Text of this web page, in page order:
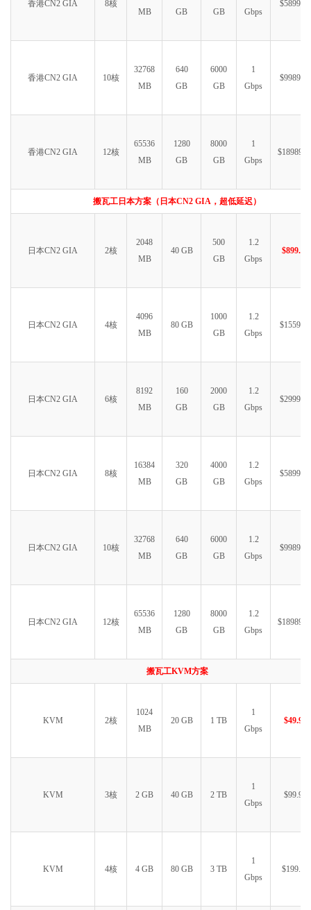
香港CN2 GIA 8核
MB
GB
GB
Gbps
$5899.99
香港CN2 GIA 10核
32768
MB
640
GB
6000
GB
1
Gbps
$9989.99
香港CN2 GIA 12核
65536
MB
1280
GB
8000
GB
1
Gbps
搬瓦工日本方案（日本CN2 GIA，超低延迟）
日本CN2 GIA 2核
2048
MB
40 GB
500
GB
1.2
Gbps
$899.99
日本CN2 GIA 4核
4096
MB
80 GB
1000
GB
1.2
Gbps
$1559.99
日本CN2 GIA 6核
8192
MB
160
GB
2000
GB
1.2
Gbps
$2999.99
日本CN2 GIA 8核
16384
MB
320
GB
4000
GB
1.2
Gbps
$5899.99
日本CN2 GIA 10核
32768
MB
640
GB
6000
GB
1.2
Gbps
$9989.99
日本CN2 GIA 12核
65536
MB
1280
GB
8000
GB
1.2
Gbps
搬瓦工KVM方案
KVM 2核
1024
MB
20 GB 1 TB
1
Gbps
$49.99
KVM 3核 2 GB 40 GB 2 TB
1
Gbps
$99.99
KVM 4核 4 GB 80 GB 3 TB
1
Gbps
$199.99